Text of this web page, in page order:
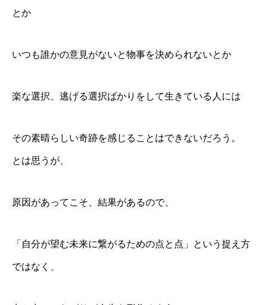
とか
いつも誰かの意見がないと物事を決められないとか
楽な選択、逃げる選択ばかりをして生きている人には
その素晴らしい奇跡を感じることはできないだろう。
とは思うが、
原因があってこそ、結果があるので、
「自分が望む未来に繋がるための点と点」という捉え方
ではなく、